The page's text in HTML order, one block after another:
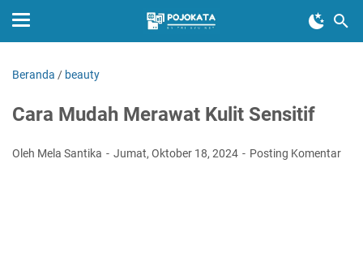
Beranda / beauty
Cara Mudah Merawat Kulit Sensitif
Oleh Mela Santika Jumat, Oktober 18, 2024 Posting Komentar